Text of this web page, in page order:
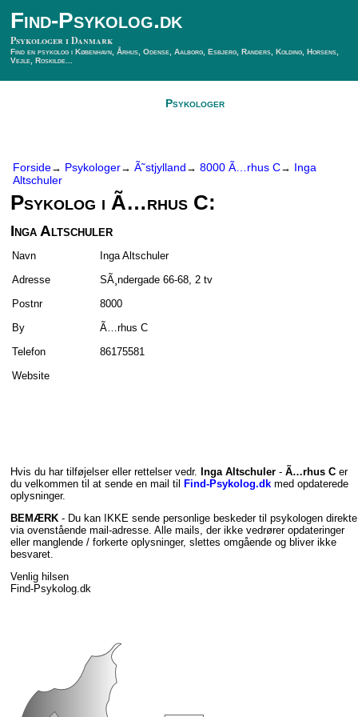
Find-Psykolog.dk
Psykologer i Danmark
Find en psykolog i København, Århus, Odense, Aalborg, Esbjerg, Randers, Kolding, Horsens,
Vejle, Roskilde...
Psykologer
Forside→ Psykologer→ Ã˜stjylland → 8000 Ã…rhus C→ Inga
Altschuler
Psykolog i Ã…rhus C:
Inga Altschuler
Navn
Inga Altschuler
Adresse
SÃ¸ndergade 66-68, 2 tv
Postnr
8000
By
Ã…rhus C
Telefon
86175581
Website
Hvis du har tilføjelser eller rettelser vedr. Inga Altschuler - Ã…rhus C er
du velkommen til at sende en mail til
Find-Psykolog.dk med opdaterede
oplysninger.
BEMÆRK - Du kan IKKE sende personlige beskeder til psykologen direkte
via ovenstående mail-adresse. Alle mails, der ikke vedrører opdateringer
eller manglende / forkerte oplysninger, slettes omgående og bliver ikke
besvaret.
Venlig hilsen
Find-Psykolog.dk